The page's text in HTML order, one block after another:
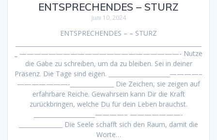
ENTSPRECHENDES – STURZ
Juni 10, 2024
ENTSPRECHENDES – – STURZ
_ ——————————————————————- Nutze
die Gabe zu schreiben, um da zu bleiben. Sei in deiner
Präsenz. Die Tage sind eigen. _____________________————–
———————-_______________ Die Zeichen, sie zeigen auf
erfahrbare Reiche. Gewahrsein kann Dir die Kraft
zurückbringen, welche Du für dein Leben brauchst.
_____________________————– ———————-
_______________ Die Seele schafft sich den Raum, damit die
Worte…